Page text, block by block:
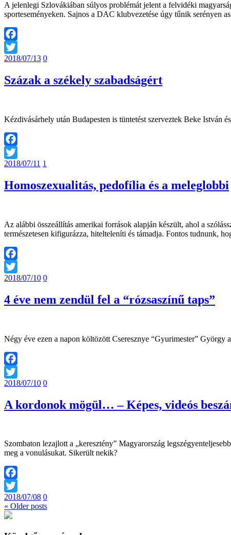
A jelenlegi Szlovákiában súlyos problémát jelent a felvidéki
sporteseményeken. Sajnos a DAC klubvezetése úgy tűnik serényen
Facebook
Twitter
2018/07/13 0
Százak a székely szabadságért
Kézdivásárhely után Budapesten is tüntetést szerveztek Beke István
Facebook
Twitter
2018/07/11 1
Homoszexualitás, pedofília és a meleglobbi
Az alábbi összeállítás amerikai források alapján készült, ahol a
természetesen kifigurázza, hitelteleníti és támadja. Fontos tudnunk,
Facebook
Twitter
2018/07/10 0
4 éve nem zendül fel a “rózsaszínű taps”
Négy éve ezen a napon költözött Cseresznye “Gyurimester” György
Facebook
Twitter
2018/07/10 0
A kordonok mögül… – Képes, videós
Szombaton lezajlott a „keresztény” Magyarország
meg a vonulásukat. Sikerült nekik?
Facebook
Twitter
2018/07/08 0
« Older posts